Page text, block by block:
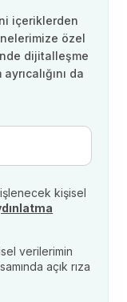
içeriklerden
özel
dijitalleşme
da
kişisel
verilerimin
açık rıza